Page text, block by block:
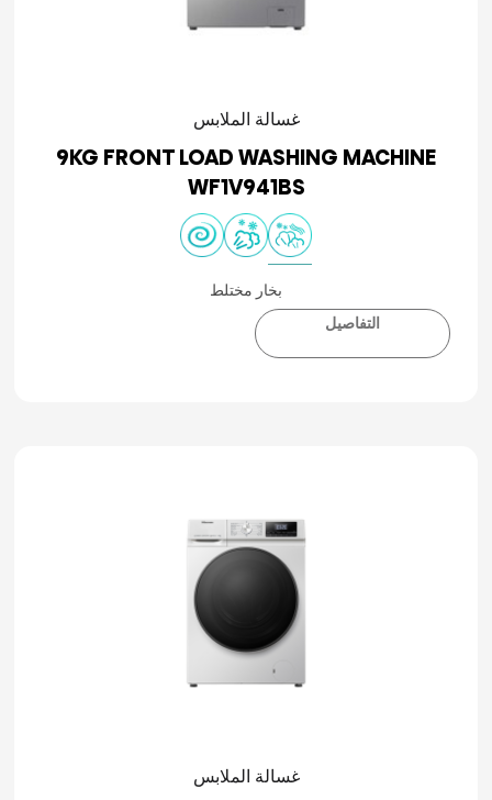
غسالة الملابس
9KG FRONT LOAD WASHING MACHINE
WF1V941BS
بخار مختلط
التفاصيل
غسالة الملابس